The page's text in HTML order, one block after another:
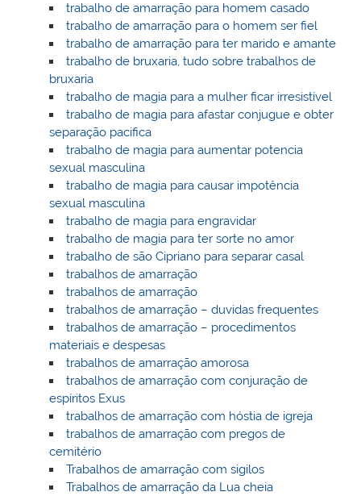
trabalho de amarração para homem casado
trabalho de amarração para o homem ser fiel
trabalho de amarração para ter marido e amante
trabalho de bruxaria, tudo sobre trabalhos de
bruxaria
trabalho de magia para a mulher ficar irresistível
trabalho de magia para afastar conjugue e obter
separação pacifica
trabalho de magia para aumentar potencia
sexual masculina
trabalho de magia para causar impotência
sexual masculina
trabalho de magia para engravidar
trabalho de magia para ter sorte no amor
trabalho de são Cipriano para separar casal
trabalhos de amarração
trabalhos de amarração
trabalhos de amarração – duvidas frequentes
trabalhos de amarração – procedimentos
materiais e despesas
trabalhos de amarração amorosa
trabalhos de amarração com conjuração de
espíritos Exus
trabalhos de amarração com hóstia de igreja
trabalhos de amarração com pregos de
cemitério
Trabalhos de amarração com sigilos
Trabalhos de amarração da Lua cheia